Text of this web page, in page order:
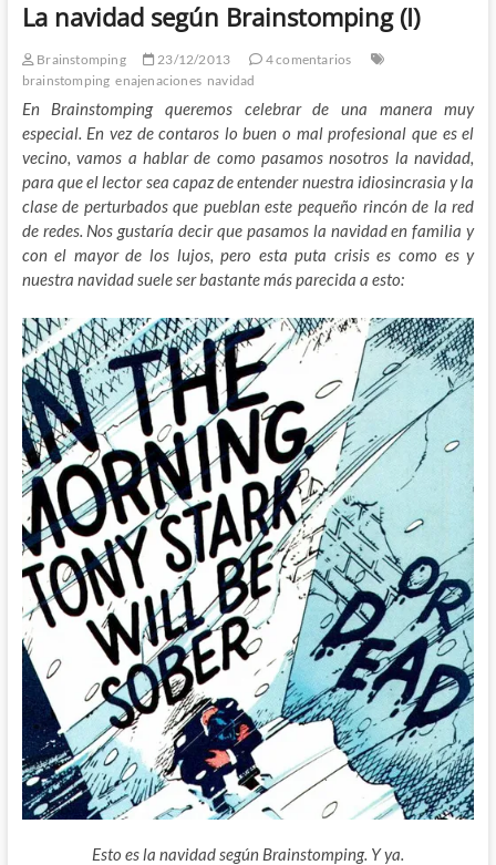
La navidad según Brainstomping (I)
Brainstomping 23/12/2013
4 comentarios
brainstomping enajenaciones navidad
En Brainstomping queremos celebrar de una manera muy
especial. En vez de contaros lo buen o mal profesional que es el
vecino, vamos a hablar de como pasamos nosotros la navidad,
para que el lector sea capaz de entender nuestra idiosincrasia y la
clase de perturbados que pueblan este pequeño rincón de la red
de redes. Nos gustaría decir que pasamos la navidad en familia y
con el mayor de los lujos, pero esta puta crisis es como es y
nuestra navidad suele ser bastante más parecida a esto:
Esto es la navidad según Brainstomping. Y ya.